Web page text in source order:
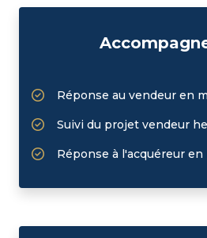
Réponse au vendeur en
Suivi du projet vendeur
Réponse à l'acquéreur